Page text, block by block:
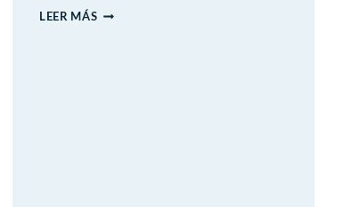
LEER MÁSPARQUE